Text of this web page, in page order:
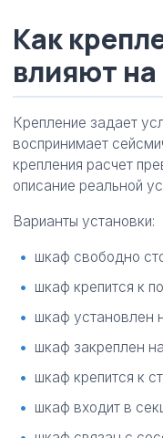
Как
влияют на
Крепление задает
воспринимает
крепления расчет
описание реальной
Варианты установки:
шкаф свободно
шкаф крепится к
шкаф установлен
шкаф закреплен
шкаф крепится к
шкаф входит в